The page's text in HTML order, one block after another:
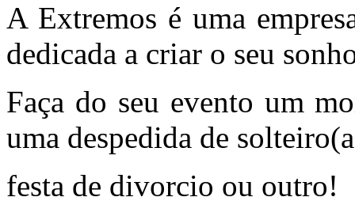
A Extremos é uma
dedicada a criar o seu
Faça do seu evento um
uma despedida de
festa de divorcio ou outro!